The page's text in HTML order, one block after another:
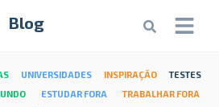
Blog
UNIVERSIDADES INSPIRAÇÃO
TESTES
ESTUDAR FORA
TRABALHAR FORA